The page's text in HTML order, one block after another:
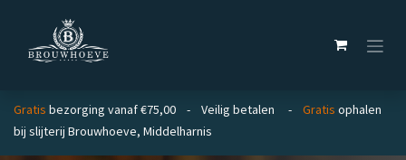
Gratis bezorging vanaf €75,00 - Veilig betalen - Gratis ophalen
bij slijterij Brouwhoeve, Middelharnis